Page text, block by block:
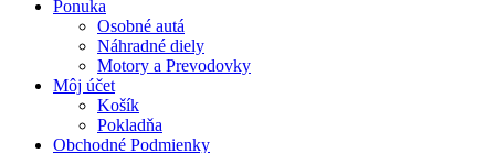
Ponuka
Osobné autá
Náhradné diely
Motory a Prevodovky
Môj účet
Košík
Pokladňa
Obchodné Podmienky